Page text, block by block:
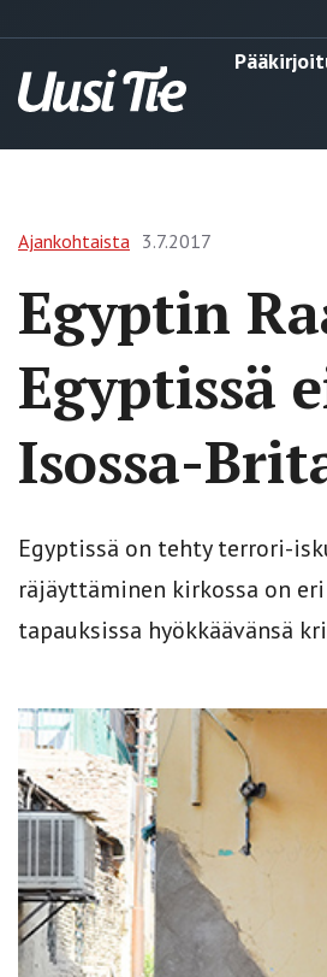
Ajankohtaista 3.7.2017
Egyptin
Egyptissä
Isossa-
Egyptissä on tehty terrori-
räjäyttäminen kirkossa on
tapauksissa hyökkäävänsä